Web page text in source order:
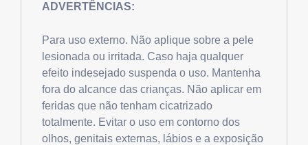
ADVERTÊNCIAS:
Para uso externo. Não aplique sobre a pele
lesionada ou irritada. Caso haja qualquer
efeito indesejado suspenda o uso. Mantenha
fora do alcance das crianças. Não aplicar em
feridas que não tenham cicatrizado
totalmente. Evitar o uso em contorno dos
olhos, genitais externas, lábios e a exposição